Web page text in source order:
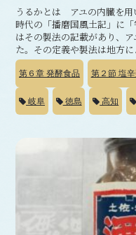
うるかとは アユの内臓を用
時代の「播磨国風土記」に
はその製法の記載があり、
た。その定義や製法は地方
第６章 発酵食品 第２節塩辛
岐阜 徳島 高知